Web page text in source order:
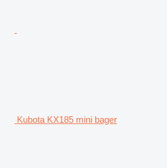
Kubota KX185 mini bager